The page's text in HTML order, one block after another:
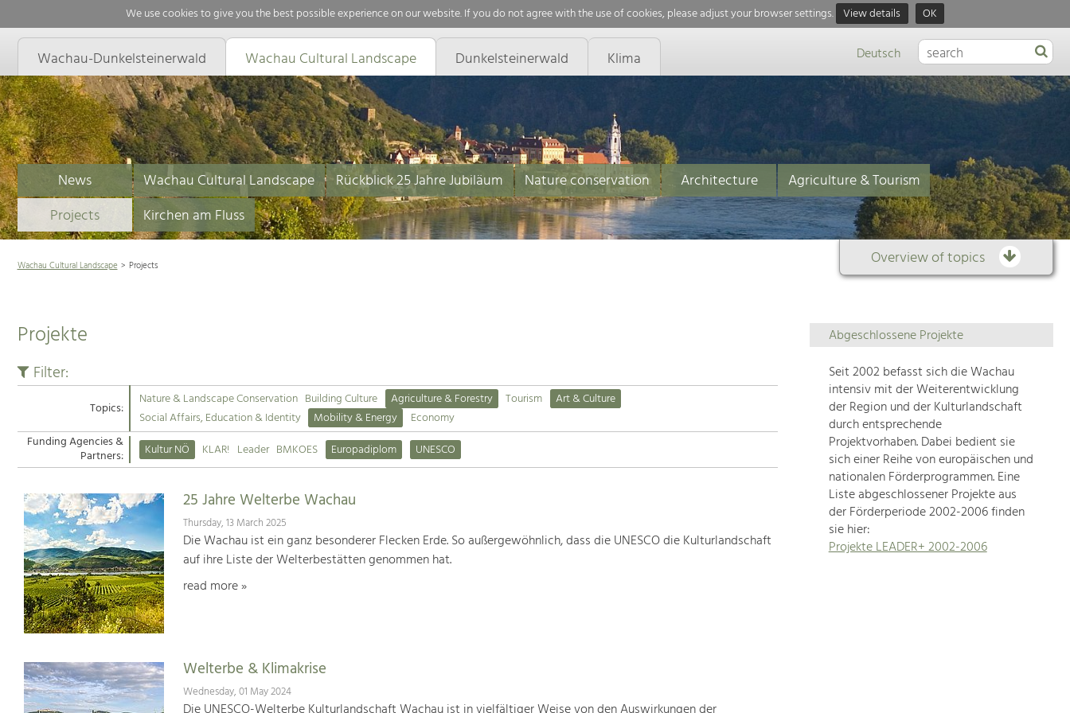
We use cookies to give you the best possible experience on our website. If you do not agree with the use of cookies, please adjust your browser settings. View details OK
Wachau-Dunkelsteinerwald Wachau Cultural Landscape Dunkelsteinerwald Klima Deutsch
News Wachau Cultural Landscape Rückblick 25 Jahre Jubiläum Nature conservation Architecture
Agriculture & Tourism
Projects
Kirchen am Fluss
Overview of topics
Overview
of
topics
Development
within
our
region
is
extremely
diverse.
Which
Wachau Cultural Landscape Projects
Projekte
Filter:
Topics: Nature & Landscape Conservation Building Culture Agriculture & Forestry Tourism
Art & Culture
Social Affairs, Education & Identity
Mobility & Energy
Economy
Funding Agencies &
Partners: Kultur NÖ KLAR! Leader BMKOES Europadiplom UNESCO
25 Jahre Welterbe Wachau
Thursday, 13 March 2025
Die Wachau ist ein ganz besonderer Flecken Erde. So außergewöhnlich, dass die UNESCO die Kulturlandschaft
auf ihre Liste der Welterbestätten genommen hat.
read more »
Welterbe & Klimakrise
Wednesday, 01 May 2024
Abgeschlossene Projekte
Seit 2002 befasst sich die Wachau
intensiv mit der Weiterentwicklung
der Region und der Kulturlandschaft
durch entsprechende
Projektvorhaben. Dabei bedient sie
sich einer Reihe von europäischen und
nationalen Förderprogrammen. Eine
Liste abgeschlossener Projekte aus
der Förderperiode 2002-2006 finden
sie hier:
Projekte LEADER+ 2002-2006